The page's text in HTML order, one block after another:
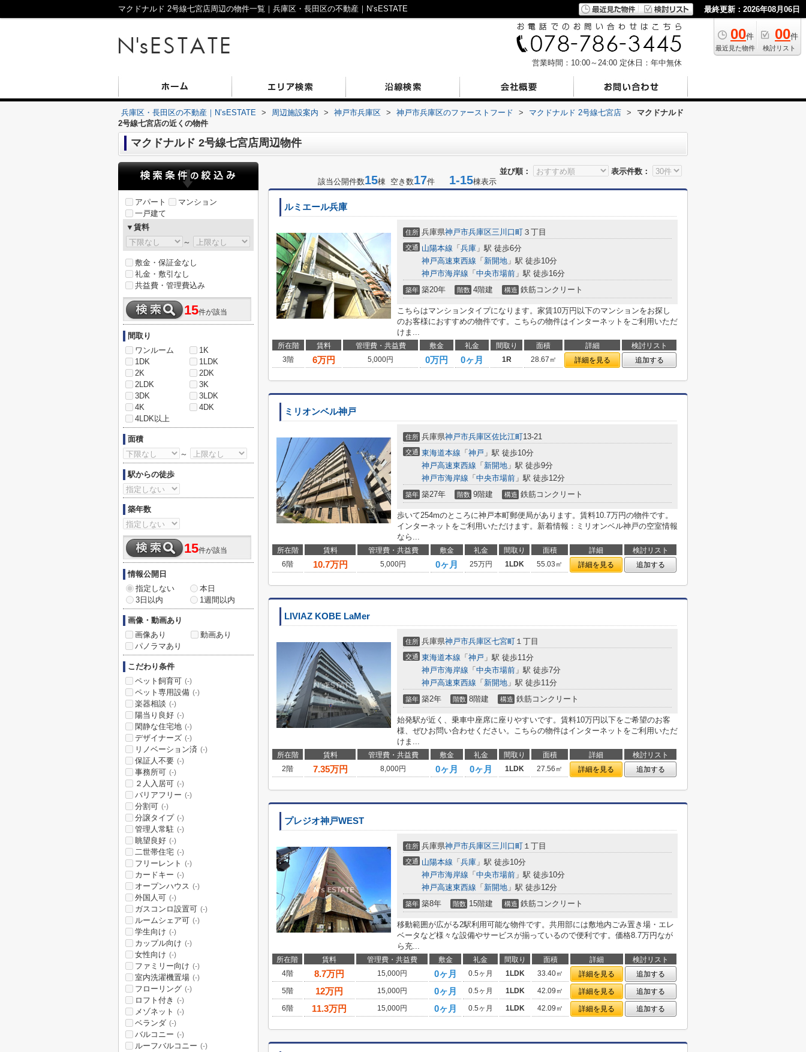
マクドナルド 2号線七宮店周辺の物件一覧｜兵庫区・長田区の不動産｜N’sESTATE 最終更新：2026年08月06日
00件
最近見た物件
00件
検討リスト
営業時間：10:00～24:00 定休日：年中無休
兵庫区・長田区の不動産｜N’sESTATE > 周辺施設案内 > 神戸市兵庫区 > 神戸市兵庫区のファーストフード > マクドナルド 2号線七宮店 >
マクドナルド
2号線七宮店の近くの物件
マクドナルド 2号線七宮店周辺物件
並び順：
表示件数：
該当公開件数15棟 空き数17件 1-15棟表示
ルミエール兵庫
住所 兵庫県神戸市兵庫区三川口町 ３丁目
交通 山陽本線 「 兵庫 」駅 徒歩6分
神戸高速東西線 「 新開地 」駅 徒歩10分
神戸市海岸線 「 中央市場前 」駅 徒歩16分
築年 築20年 階数 4階建 構造 鉄筋コンクリート
こちらはマンションタイプになります。家賃10万円以下のマンションをお探し
のお客様におすすめの物件です。こちらの物件はインターネットをご利用いただ
けま...
所在階 賃料 管理費・共益費 敷金 礼金 間取り 面積 詳細
検討リスト
3階
6万円 5,000円 0万円 0ヶ月 1R 28.67㎡ 詳細を見る 追加する
ミリオンベル神戸
住所 兵庫県神戸市兵庫区佐比江町13-21
交通 東海道本線 「 神戸 」駅 徒歩10分
神戸高速東西線 「 新開地 」駅 徒歩9分
神戸市海岸線 「 中央市場前 」駅 徒歩12分
築年 築27年 階数 9階建 構造 鉄筋コンクリート
歩いて254mのところに神戸本町郵便局があります。賃料10.7万円の物件です。
インターネットをご利用いただけます。新着情報：ミリオンベル神戸の空室情報
なら...
所在階 賃料 管理費・共益費 敷金 礼金 間取り 面積 詳細
検討リスト
6階
10.7万円 5,000円 0ヶ月 25万円 1LDK 55.03㎡ 詳細を見る 追加する
LIVIAZ KOBE LaMer
住所 兵庫県神戸市兵庫区七宮町 １丁目
交通 東海道本線 「 神戸 」駅 徒歩11分
神戸市海岸線 「 中央市場前 」駅 徒歩7分
神戸高速東西線 「 新開地 」駅 徒歩11分
築年 築2年 階数 8階建 構造 鉄筋コンクリート
始発駅が近く、乗車中座席に座りやすいです。賃料10万円以下をご希望のお客
様、ぜひお問い合わせください。こちらの物件はインターネットをご利用いただ
けま...
所在階 賃料 管理費・共益費 敷金 礼金 間取り 面積 詳細
検討リスト
2階
7.35万円 8,000円 0ヶ月 0ヶ月 1LDK 27.56㎡ 詳細を見る 追加する
プレジオ神戸WEST
住所 兵庫県神戸市兵庫区三川口町 １丁目
交通 山陽本線 「 兵庫 」駅 徒歩10分
神戸市海岸線 「 中央市場前 」駅 徒歩10分
神戸高速東西線 「 新開地 」駅 徒歩12分
築年 築8年 階数 15階建 構造 鉄筋コンクリート
移動範囲が広がる2駅利用可能な物件です。共用部には敷地内ごみ置き場・エレ
ベータなど様々な設備やサービスが揃っているので便利です。価格8.7万円なが
ら充...
所在階 賃料 管理費・共益費 敷金 礼金 間取り 面積 詳細
検討リスト
4階
8.7万円 15,000円 0ヶ月 0.5ヶ月 1LDK 33.40㎡ 詳細を見る
追加する
5階
12万円 15,000円 0ヶ月 0.5ヶ月 1LDK 42.09㎡ 詳細を見る
追加する
6階
11.3万円 15,000円 0ヶ月 0.5ヶ月 1LDK 42.09㎡ 詳細を見る 追加する
アパート
マンション
一戸建て
▼賃料
～
敷金・保証金なし
礼金・敷引なし
共益費・管理費込み
15件が該当
間取り
ワンルーム
1K
1DK
1LDK
2K
2DK
2LDK
3K
3DK
3LDK
4K
4DK
4LDK以上
面積
～
駅からの徒歩
築年数
15件が該当
情報公開日
指定しない
本日
3日以内
1週間以内
画像・動画あり
画像あり
動画あり
パノラマあり
こだわり条件
ペット飼育可 (-)
ペット専用設備 (-)
楽器相談 (-)
陽当り良好 (-)
閑静な住宅地 (-)
デザイナーズ (-)
リノベーション済 (-)
保証人不要 (-)
事務所可 (-)
２人入居可 (-)
バリアフリー (-)
分割可 (-)
分譲タイプ (-)
管理人常駐 (-)
眺望良好 (-)
二世帯住宅 (-)
フリーレント (-)
カードキー (-)
オープンハウス (-)
外国人可 (-)
ガスコンロ設置可 (-)
ルームシェア可 (-)
学生向け (-)
カップル向け (-)
女性向け (-)
ファミリー向け (-)
室内洗濯機置場 (-)
フローリング (-)
ロフト付き (-)
メゾネット (-)
ベランダ (-)
バルコニー (-)
ルーフバルコニー (-)